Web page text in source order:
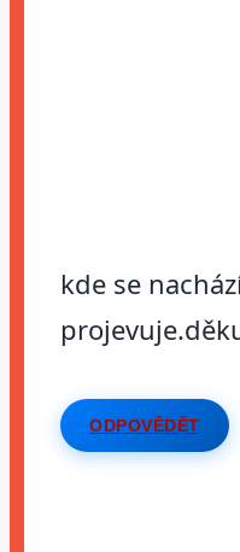
kde se
ODPOVĚDĚT